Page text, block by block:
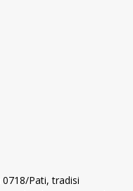
Pati, tradisi